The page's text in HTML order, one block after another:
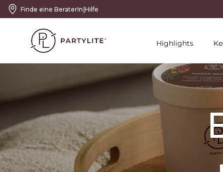
Finde eine BeraterIn|Hilfe
Highlights